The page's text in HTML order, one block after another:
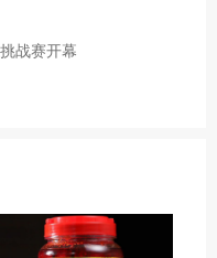
战赛开幕